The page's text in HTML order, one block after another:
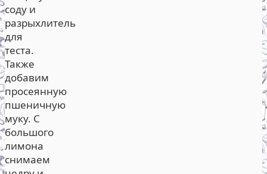
соду и
разрыхлитель
для
теста.
Также
добавим
просеянную
пшеничную
муку. С
большого
лимона
снимаем